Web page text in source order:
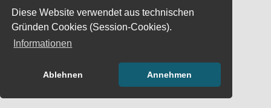
Diese Website verwendet aus technischen
Gründen Cookies (Session-Cookies).
Informationen
Ablehnen Annehmen